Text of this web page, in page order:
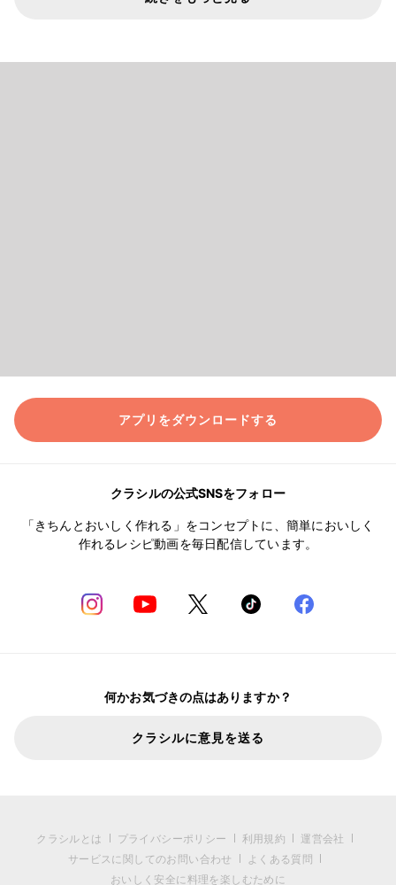
アプリをダウンロードする
クラシルの公式SNSをフォロー
「きちんとおいしく作れる」をコンセプトに、簡単においしく
作れるレシピ動画を毎日配信しています。
何かお気づきの点はありますか？
クラシルに意見を送る
クラシルとは プライバシーポリシー 利用規約
運営会社
サービスに関してのお問い合わせ
よくある質問
おいしく安全に料理を楽しむために